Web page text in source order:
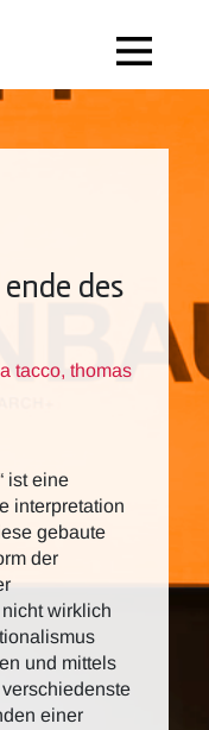
des
tacco, thomas
ist eine
interpretation
gebaute
der
wirklich
und mittels
einer